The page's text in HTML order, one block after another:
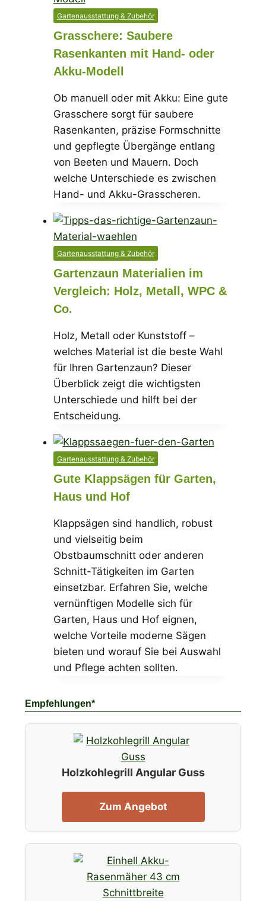
Gartenausstattung & Zubehör
Grasschere: Saubere
Rasenkanten mit Hand- oder
Akku-Modell
Ob manuell oder mit Akku: Eine gute
Grasschere sorgt für saubere
Rasenkanten, präzise Formschnitte
und gepflegte Übergänge entlang
von Beeten und Mauern. Doch
welche Unterschiede es zwischen
Hand- und Akku-Grasscheren.
Gartenausstattung & Zubehör
Gartenzaun Materialien im
Vergleich: Holz, Metall, WPC &
Co.
Holz, Metall oder Kunststoff –
welches Material ist die beste Wahl
für Ihren Gartenzaun? Dieser
Überblick zeigt die wichtigsten
Unterschiede und hilft bei der
Entscheidung.
Gartenausstattung & Zubehör
Gute Klappsägen für Garten,
Haus und Hof
Klappsägen sind handlich, robust
und vielseitig beim
Obstbaumschnitt oder anderen
Schnitt-Tätigkeiten im Garten
einsetzbar. Erfahren Sie, welche
vernünftigen Modelle sich für
Garten, Haus und Hof eignen,
welche Vorteile moderne Sägen
bieten und worauf Sie bei Auswahl
und Pflege achten sollten.
Empfehlungen*
Holzkohlegrill Angular Guss
Zum Angebot